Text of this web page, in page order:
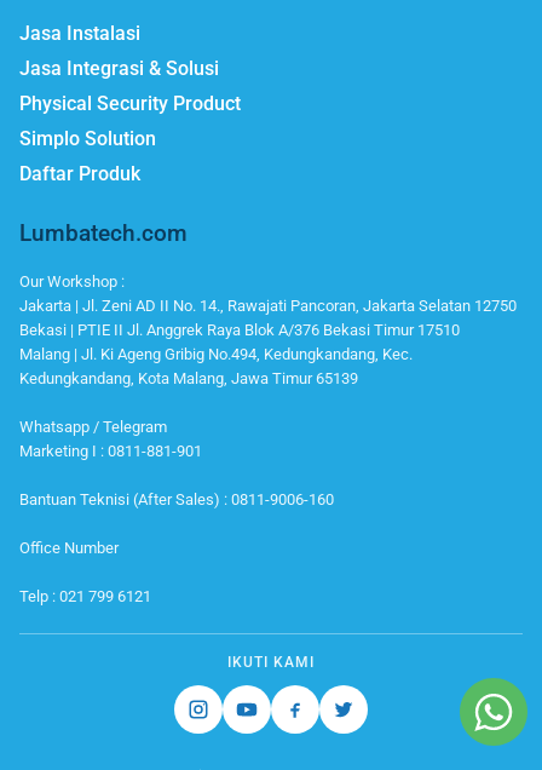
Jasa Instalasi
Jasa Integrasi & Solusi
Physical Security Product
Simplo Solution
Daftar Produk
Lumbatech.com
Our Workshop :
Jakarta | Jl. Zeni AD II No. 14., Rawajati Pancoran, Jakarta Selatan 12750
Bekasi | PTIE II Jl. Anggrek Raya Blok A/376 Bekasi Timur 17510
Malang | Jl. Ki Ageng Gribig No.494, Kedungkandang, Kec.
Kedungkandang, Kota Malang, Jawa Timur 65139
Whatsapp / Telegram
Marketing I : 0811-881-901
Bantuan Teknisi (After Sales) : 0811-9006-160
Office Number
Telp : 021 799 6121
IKUTI KAMI
Instagram
YoutubeFacebook
Twitter